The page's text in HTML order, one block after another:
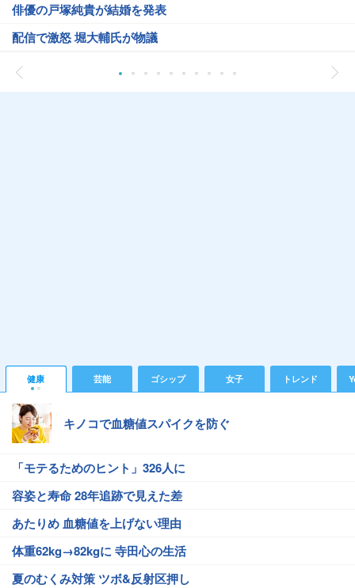
俳優の戸塚純貴が結婚を発表
配信で激怒 堀大輔氏が物議
健康 芸能 ゴシップ 女子 トレンド
キノコで血糖値スパイクを防ぐ
「モテるためのヒント」326人に
容姿と寿命 28年追跡で見えた差
あたりめ 血糖値を上げない理由
体重62kg→82kgに 寺田心の生活
夏のむくみ対策 ツボ&反射区押し